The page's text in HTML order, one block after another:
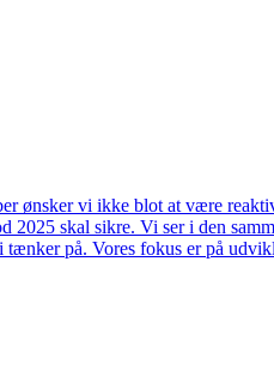
ønsker vi ikke blot at være
2025 skal sikre. Vi ser i den
tænker på. Vores fokus er på